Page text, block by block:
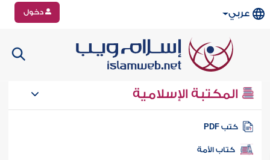
عربي دخول
المكتبة الإسلامية
كتب PDF